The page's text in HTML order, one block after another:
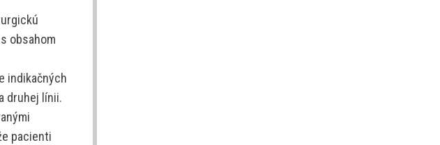
obsahom
indikačných
druhej línii.
pacienti